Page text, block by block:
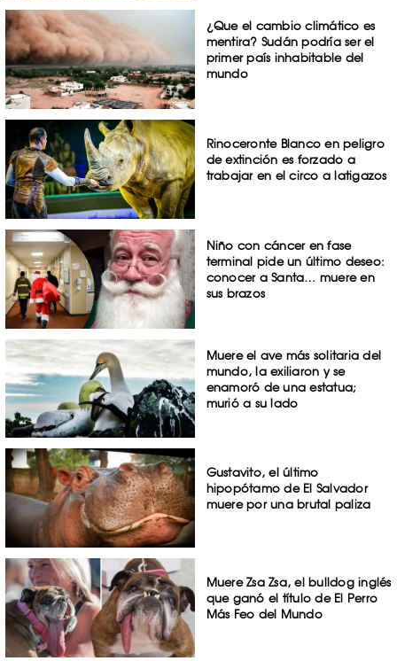
¿Que el cambio climático es
mentira? Sudán podría ser el
primer país inhabitable del
mundo
Rinoceronte Blanco en peligro
de extinción es forzado a
trabajar en el circo a latigazos
Niño con cáncer en fase
terminal pide un último deseo:
conocer a Santa… muere en
sus brazos
Muere el ave más solitaria del
mundo, la exiliaron y se
enamoró de una estatua;
murió a su lado
Gustavito, el último
hipopótamo de El Salvador
muere por una brutal paliza
Muere Zsa Zsa, el bulldog inglés
que ganó el título de El Perro
Más Feo del Mundo